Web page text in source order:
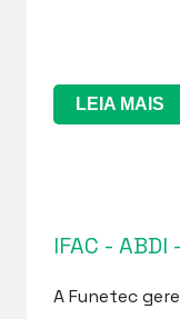
LEIA MAIS
IFAC - ABDI
A Funetec